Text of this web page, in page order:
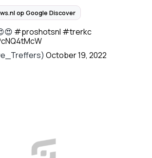
op Google Discover
#proshotsnl #trerkc
October 19, 2022